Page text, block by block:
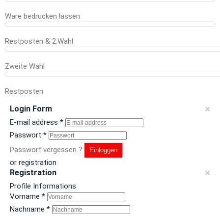
Ware bedrucken lassen
Restposten & 2.Wahl
Zweite Wahl
Restposten
×
Login Form
E-mail address *
Passwort *
Passwort vergessen ?
Einloggen
or registration
×
Registration
Profile Informations
Vorname *
Nachname *